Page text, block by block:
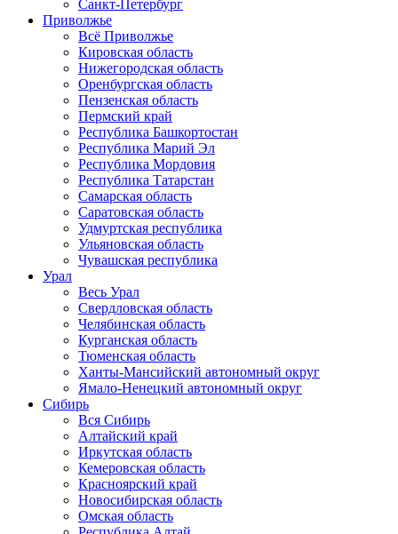
Санкт-Петербург
Приволжье
Всё Приволжье
Кировская область
Нижегородская область
Оренбургская область
Пензенская область
Пермский край
Республика Башкортостан
Республика Марий Эл
Республика Мордовия
Республика Татарстан
Самарская область
Саратовская область
Удмуртская республика
Ульяновская область
Чувашская республика
Урал
Весь Урал
Свердловская область
Челябинская область
Курганская область
Тюменская область
Ханты-Мансийский автономный округ
Ямало-Ненецкий автономный округ
Сибирь
Вся Сибирь
Алтайский край
Иркутская область
Кемеровская область
Красноярский край
Новосибирская область
Омская область